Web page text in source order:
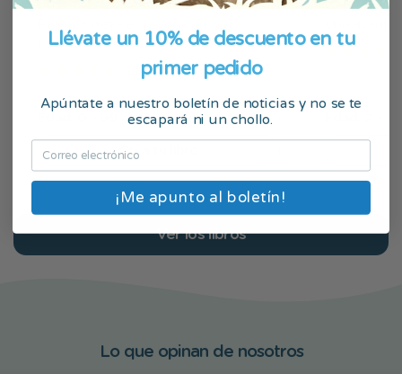
peques
(108 Reseñas)
$39.99
Crea tu libro
Ver los libros
Lo que opinan de nosotros
Llévate un 10% de descuento en tu
primer pedido
Apúntate a nuestro boletín de noticias y no se te
escapará ni un chollo.
¡Me apunto al boletín!